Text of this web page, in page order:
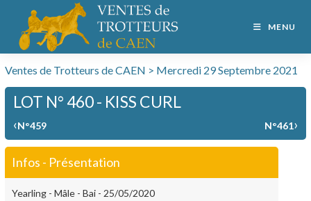
MENU
Ventes de Trotteurs de CAEN > Mercredi 29 Septembre 2021
LOT N° 460 - KISS CURL
‹N°459 N°461›
Infos - Présentation
Yearling - Mâle - Bai - 25/05/2020